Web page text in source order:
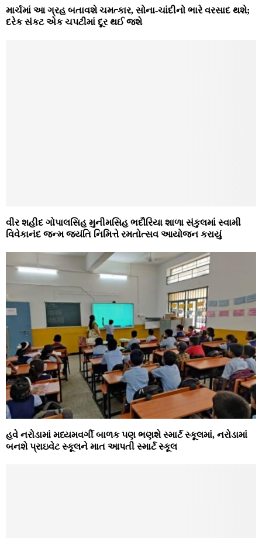
માર્ચમાં આ ગ્રહ બતાવશે ચમત્કાર, સોના-ચાંદીનો ભારે વરસાદ થશે;
દરેક સંકટ એક ચપટીમાં દૂર થઈ જશે
વીર શહીદ ગોપાલસિહ મુનીમસિહ ભદૌરિયા શાળા સંકુલમાં સ્વામી
વિવેકાનંદ જન્મ જયંતિ નિમિત્તે રમતોત્સવ આયોજન કરાયું
હવે નરોડામાં મધ્યમવર્ગી બાળક પણ ભણશે સ્માર્ટ સ્કૂલમાં, નરોડામાં
બનશે પ્રાઇવેટ સ્કૂલને માત આપતી સ્માર્ટ સ્કૂલ